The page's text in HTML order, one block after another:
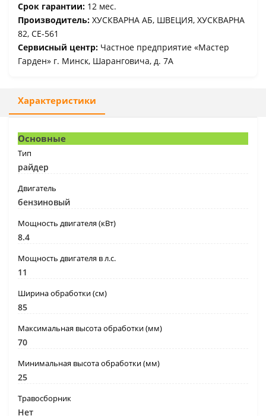
Срок гарантии: 12 мес.
Производитель: ХУСКВАРНА АБ, ШВЕЦИЯ, ХУСКВАРНА
82, СЕ-561
Сервисный центр: Частное предприятие «Мастер
Гарден» г. Минск, Шаранговича, д. 7А
Характеристики
Основные
Тип
райдер
Двигатель
бензиновый
Мощность двигателя (кВт)
8.4
Мощность двигателя в л.с.
11
Ширина обработки (см)
85
Максимальная высота обработки (мм)
70
Минимальная высота обработки (мм)
25
Травосборник
Нет